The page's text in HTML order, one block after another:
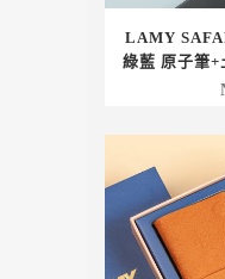
LAMY
綠藍 原子筆+